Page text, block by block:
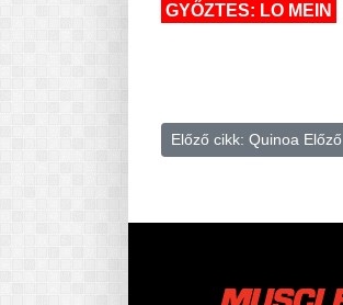
GYŐZTES: LO MEIN
Előző cikk: Quinoa Előző